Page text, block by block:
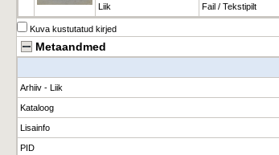
Liik Fail / Tekstipilt
Kuva kustutatud kirjed
Metaandmed
Arhiiv - Liik
Kataloog
Lisainfo
PID